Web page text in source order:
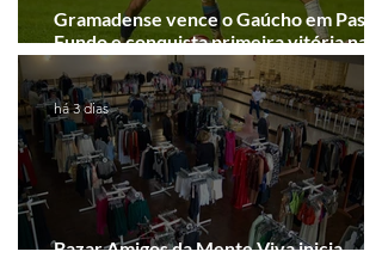
Gramadense vence o Gaúcho em Passo
Fundo e conquista primeira vitória na
Série A2
Bazar Amigos da Mente Viva inicia
há 3 dias